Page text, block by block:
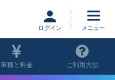
ログイン
車種と料金 ご利用方法